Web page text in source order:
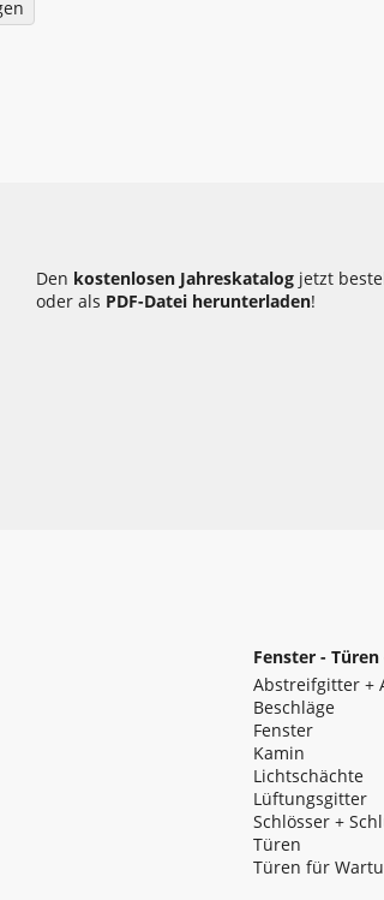
Den kostenlosen Jahreskatalog jetzt
oder als PDF-Datei herunterladen!
Fenster -
Abstreifgitter +
Beschläge
Fenster
Kamin
Lichtschächte
Lüftungsgitter
Schlösser +
Türen
Türen für